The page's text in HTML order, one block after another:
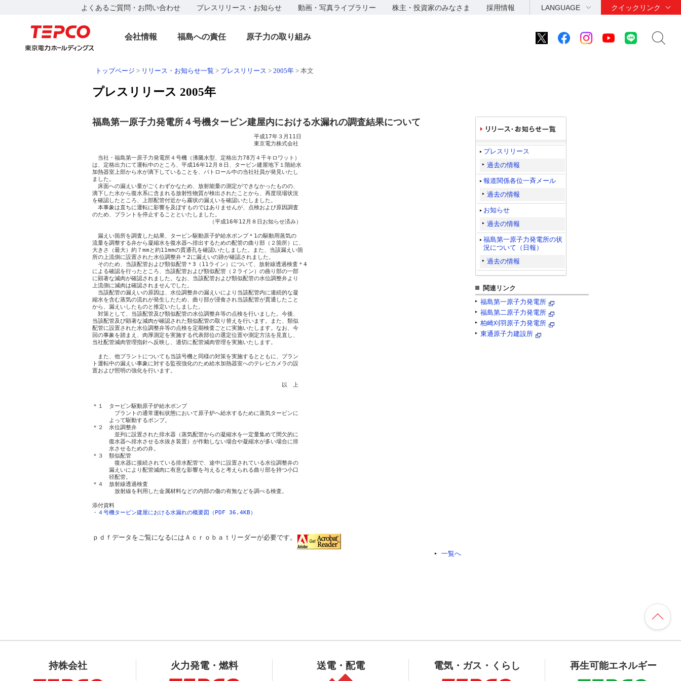
よくあるご質問・お問い合わせ プレスリリース・お知らせ 動画・写真ライブラリー 株主・投資家のみなさま 採用情報 LANGUAGE クイックリンク
会社情報 福島への責任 原子力の取り組み
トップページ > リリース・お知らせ一覧 > プレスリリース > 2005年 > 本文
プレスリリース 2005年
福島第一原子力発電所４号機タービン建屋内における水漏れの調査結果について
平成17年３月11日
東京電力株式会社
当社・福島第一原子力発電所４号機（沸騰水型、定格出力78万４千キロワット）
は、定格出力にて運転中のところ、平成16年12月８日、タービン建屋地下１階給水
加熱器室上部から水が滴下していることを、パトロール中の当社社員が発見いたし
ました。
床面への漏えい量がごくわずかなため、放射能量の測定ができなかったものの、
滴下した水から復水系に含まれる放射性物質が検出されたことから、再度現場状況
を確認したところ、上部配管付近から霧状の漏えいを確認いたしました。
本事象は直ちに運転に影響を及ぼすものではありませんが、点検および原因調査
のため、プラントを停止することといたしました。
（平成16年12月８日お知らせ済み）
漏えい箇所を調査した結果、タービン駆動原子炉給水ポンプ＊1の駆動用蒸気の
流量を調整する弁から凝縮水を復水器へ排出するための配管の曲り部（２箇所）に、
大きさ（最大）約７mmと約11mmの貫通孔を確認いたしました。また、当該漏えい箇
所の上流側に設置された水位調整弁＊2に漏えいの跡が確認されました。
そのため、当該配管および類似配管＊3（11ライン）について、放射線透過検査＊4
による確認を行ったところ、当該配管および類似配管（２ライン）の曲り部の一部
に顕著な減肉が確認されました。なお、当該配管および類似配管の水位調整弁より
上流側に減肉は確認されませんでした。
当該配管の漏えいの原因は、水位調整弁の漏えいにより当該配管内に連続的な凝
縮水を含む蒸気の流れが発生したため、曲り部が浸食され当該配管が貫通したこと
から、漏えいしたものと推定いたしました。
対策として、当該配管及び類似配管の水位調整弁等の点検を行いました。今後、
当該配管及び顕著な減肉が確認された類似配管の取り替えを行います。また、類似
配管に設置された水位調整弁等の点検を定期検査ごとに実施いたします。なお、今
回の事象を踏まえ、肉厚測定を実施する代表部位の選定位置や測定方法を見直し、
当社配管減肉管理指針へ反映し、適切に配管減肉管理を実施いたします。
また、他プラントについても当該号機と同様の対策を実施するとともに、プラン
ト運転中の漏えい事象に対する監視強化のため給水加熱器室へのテレビカメラの設
置および照明の強化を行います。
以　上
＊１　タービン駆動原子炉給水ポンプ
プラントの通常運転状態において原子炉へ給水するために蒸気タービンに
よって駆動するポンプ。
＊２　水位調整弁
並列に設置された排水器（蒸気配管からの凝縮水を一定量集めて間欠的に
復水器へ排水させる水抜き装置）が作動しない場合や凝縮水が多い場合に排
水させるための弁。
＊３　類似配管
復水器に接続されている排水配管で、途中に設置されている水位調整弁の
漏えいにより配管減肉に有意な影響を与えると考えられる曲り部を持つ小口
径配管。
＊４　放射線透過検査
放射線を利用した金属材料などの内部の傷の有無などを調べる検査。
添付資料
・ ４号機タービン建屋における水漏れの概要図（PDF 36.4KB）
ｐｄｆデータをご覧になるにはＡｃｒｏｂａｔリーダーが必要です。
一覧へ
プレスリリース
過去の情報
報道関係各位一斉メール
過去の情報
お知らせ
過去の情報
福島第一原子力発電所の状
況について（日報）
過去の情報
関連リンク
福島第一原子力発電所
福島第二原子力発電所
柏崎刈羽原子力発電所
東通原子力建設所
持株会社 火力発電・燃料 送電・配電 電気・ガス・くらし 再生可能エネルギー